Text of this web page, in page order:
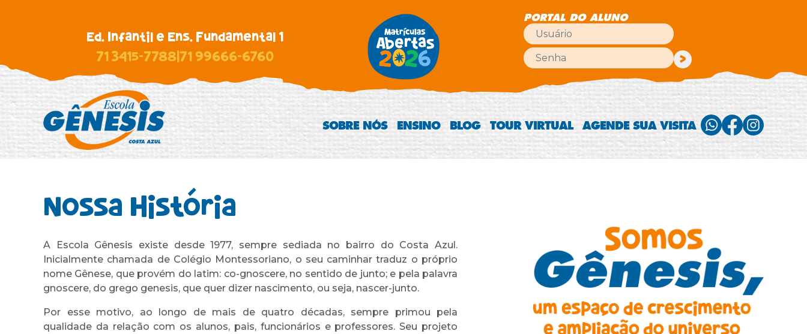
Ed. Infantil e Ens. Fundamental 1
71 3415-7788 71 99666-6760
PORTAL DO ALUNO
>
SOBRE NÓS ENSINO BLOG TOUR VIRTUAL AGENDE SUA VISITA
Nossa Historia
A Escola Gênesis existe desde 1977, sempre sediada no bairro do Costa Azul.
Inicialmente chamada de Colégio Montessoriano, o seu caminhar traduz o próprio
nome Gênese, que provém do latim: co-gnoscere, no sentido de junto; e pela palavra
gnoscere, do grego genesis, que quer dizer nascimento, ou seja, nascer-junto.
Por esse motivo, ao longo de mais de quatro décadas, sempre primou pela
qualidade da relação com os alunos, pais, funcionários e professores. Seu projeto